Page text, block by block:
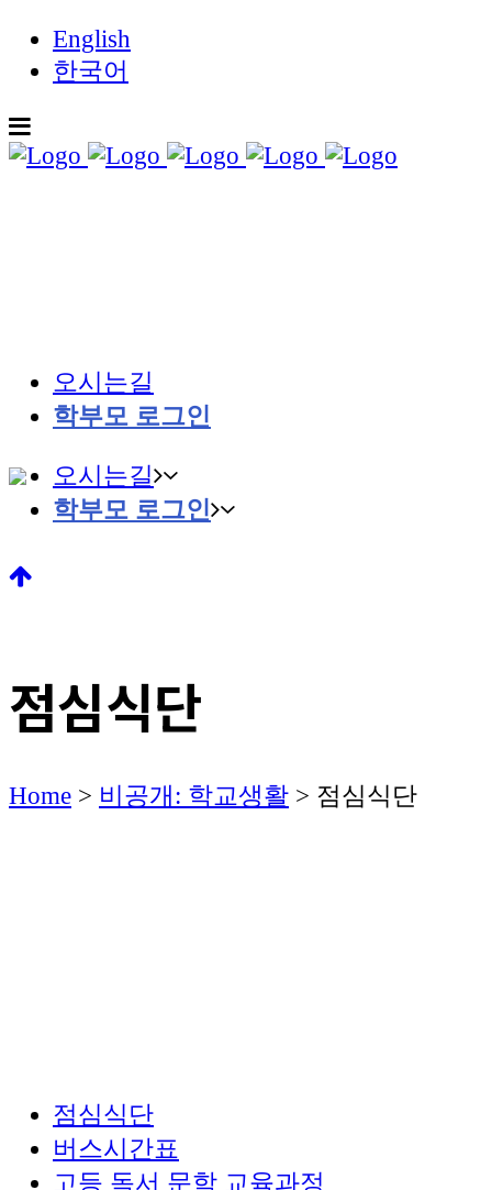
English
한국어
오시는길
학부모 로그인
오시는길
학부모 로그인
점심식단
Home > 비공개: 학교생활 > 점심식단
점심식단
버스시간표
고등 독서 문학 교육과정